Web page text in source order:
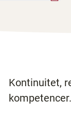
Kontinuitet,
kompetencer.